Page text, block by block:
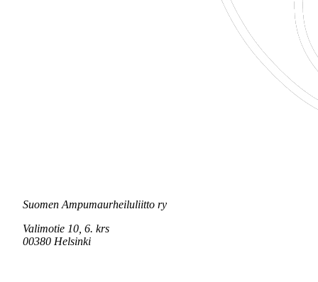
Suomen Ampumaurheiluliitto ry
Valimotie 10, 6. krs
00380 Helsinki